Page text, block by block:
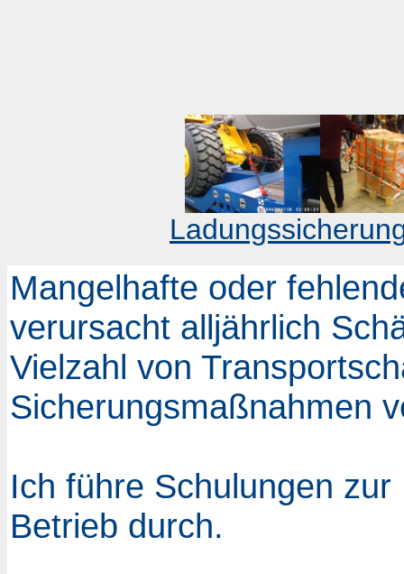
Mangelhafte oder
verursacht alljährlich
Vielzahl von
Sicherungsmaßnahmen
Ich führe Schulungen
Betrieb durch.